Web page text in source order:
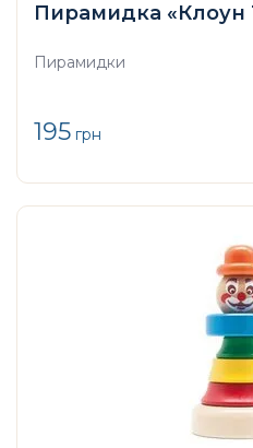
Пирамидка «Клоун
Пирамидки
195 грн